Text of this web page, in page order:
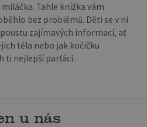
Tahle knížka vám
bez problémů. Děti se v ní
zajímavých informací, ať
těla nebo jak kočičku
ti nejlepší parťáci.
u nás